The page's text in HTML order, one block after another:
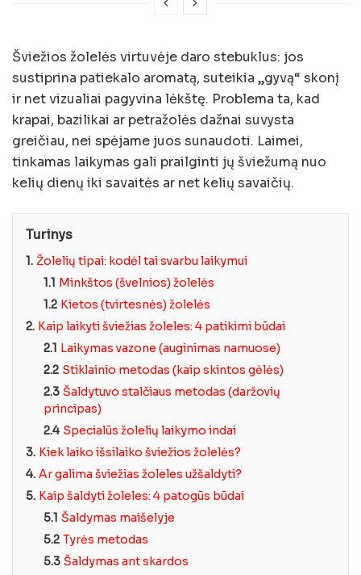
Šviežios žolelės virtuvėje daro stebuklus: jos
sustiprina patiekalo aromatą, suteikia „gyvą“ skonį
ir net vizualiai pagyvina lėkštę. Problema ta, kad
krapai, bazilikai ar petražolės dažnai suvysta
greičiau, nei spėjame juos sunaudoti. Laimei,
tinkamas laikymas gali prailginti jų šviežumą nuo
kelių dienų iki savaitės ar net kelių savaičių.
Turinys
1. Žolelių tipai: kodėl tai svarbu laikymui
1.1 Minkštos (švelnios) žolelės
1.2 Kietos (tvirtesnės) žolelės
2. Kaip laikyti šviežias žoleles: 4 patikimi būdai
2.1 Laikymas vazone (auginimas namuose)
2.2 Stiklainio metodas (kaip skintos gėlės)
2.3 Šaldytuvo stalčiaus metodas (daržovių
principas)
2.4 Specialūs žolelių laikymo indai
3. Kiek laiko išsilaiko šviežios žolelės?
4. Ar galima šviežias žoleles užšaldyti?
5. Kaip šaldyti žoleles: 4 patogūs būdai
5.1 Šaldymas maišelyje
5.2 Tyrės metodas
5.3 Šaldymas ant skardos